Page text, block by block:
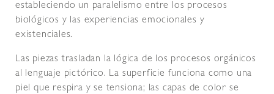
estableciendo un paralelismo entre los procesos
biológicos y las experiencias emocionales y
existenciales.
Las piezas trasladan la lógica de los procesos orgánicos
al lenguaje pictórico. La superficie funciona como una
piel que respira y se tensiona; las capas de color se